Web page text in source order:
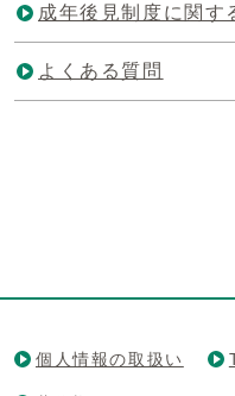
成年後見制度に関す
よくある質問
個人情報の取扱い